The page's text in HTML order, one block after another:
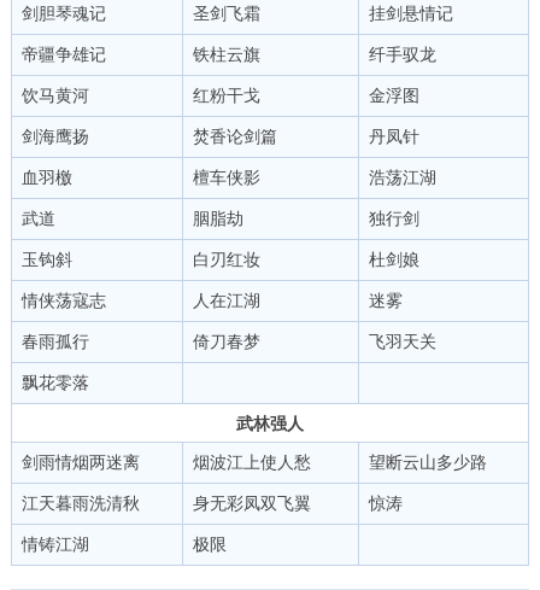
剑胆琴魂记 圣剑飞霜 挂剑悬情记
帝疆争雄记 铁柱云旗 纤手驭龙
饮马黄河 红粉干戈 金浮图
剑海鹰扬 焚香论剑篇 丹凤针
血羽檄 檀车侠影 浩荡江湖
武道 胭脂劫 独行剑
玉钩斜 白刃红妆 杜剑娘
情侠荡寇志 人在江湖 迷雾
春雨孤行 倚刀春梦 飞羽天关
飘花零落
武林强人
剑雨情烟两迷离
烟波江上使人愁 望断云山多少路
江天暮雨洗清秋 身无彩凤双飞翼 惊涛
情铸江湖 极限